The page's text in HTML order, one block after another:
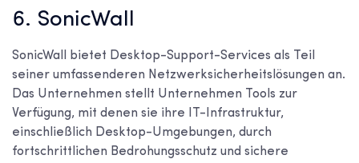
6. SonicWall
SonicWall bietet Desktop-Support-Services als Teil
seiner umfassenderen Netzwerksicherheitslösungen an.
Das Unternehmen stellt Unternehmen Tools zur
Verfügung, mit denen sie ihre IT-Infrastruktur,
einschließlich Desktop-Umgebungen, durch
fortschrittlichen Bedrohungsschutz und sichere